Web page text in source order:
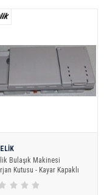
Bulaşık Makinesi
Kutusu - Kayar Kapaklı